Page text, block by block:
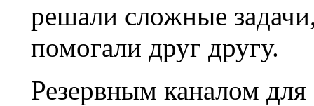
решали сложные
помогали друг другу.
Резервным каналом